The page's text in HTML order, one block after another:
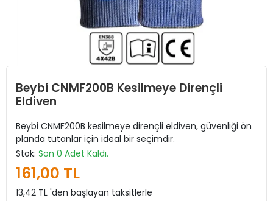
Beybi CNMF200B Kesilmeye Dirençli
Eldiven
Beybi CNMF200B kesilmeye dirençli eldiven, güvenliği ön
planda tutanlar için ideal bir seçimdir.
Stok: Son 0 Adet Kaldı.
161,00 TL
13,42 TL 'den başlayan taksitlerle